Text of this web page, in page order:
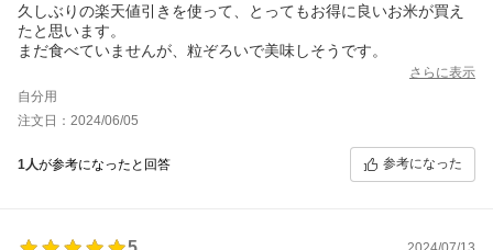
久しぶりの楽天値引きを使って、とってもお得に良いお米が買え
たと思います。
まだ食べていませんが、粒ぞろいで美味しそうです。
さらに表示
自分用
注文日：2024/06/05
1人が参考になったと回答 参考になった